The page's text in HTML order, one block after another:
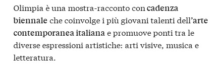
Olimpia è una mostra-racconto concadenza
biennale che coinvolge i più giovani talenti dell’arte
contemporanea italianae promuove ponti tra le
diverse espressioni artistiche: arti visive, musica e
letteratura.